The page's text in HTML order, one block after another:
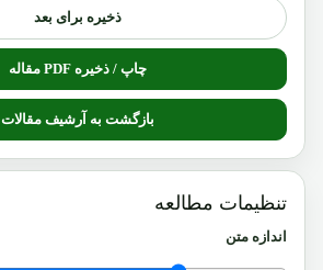
ذخیره برای بعد
چاپ / ذخیره PDF مقاله
بازگشت به آرشیف مقالات
تنظیمات مطالعه
اندازه متن